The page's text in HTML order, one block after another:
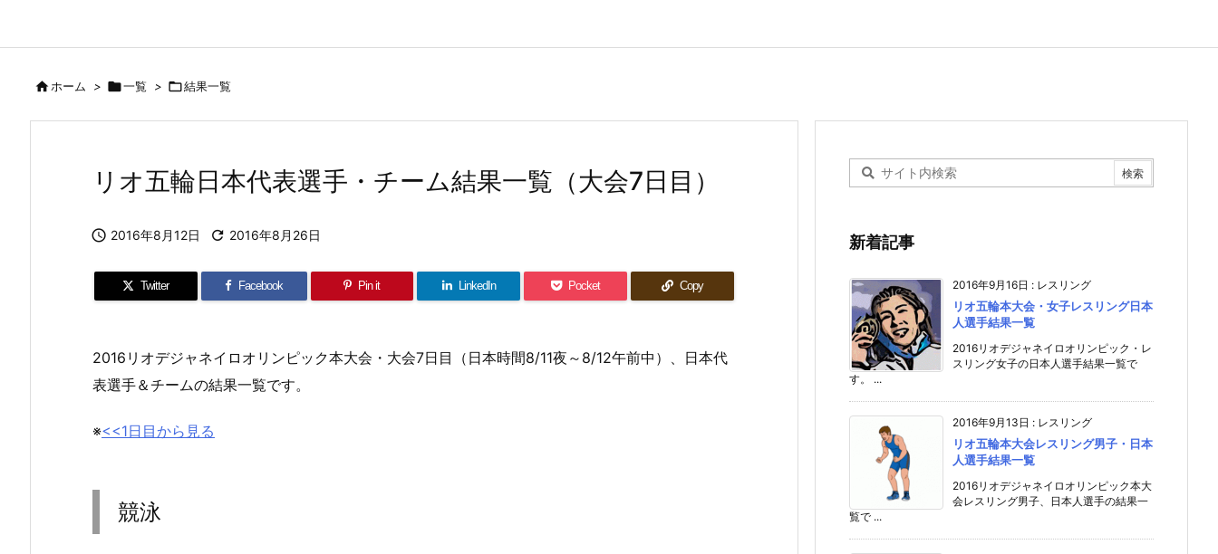
ホーム > 一覧 > 結果一覧
リオ五輪日本代表選手・チーム結果一覧（大会7日目）
 2016年8月12日  2016年8月26日
Twitter Facebook Pin it LinkedIn Pocket Copy
2016リオデジャネイロオリンピック本大会・大会7日目（日本時間8/11夜～8/12午前中）、日本代
表選手＆チームの結果一覧です。
※<<1日目から見る
競泳
新着記事
2016年9月16日 : レスリング
リオ五輪本大会・女子レスリング日本
人選手結果一覧
2016リオデジャネイロオリンピック・レ
スリング女子の日本人選手結果一覧で
す。 ...
2016年9月13日 : レスリング
リオ五輪本大会レスリング男子・日本
人選手結果一覧
2016リオデジャネイロオリンピック本大
会レスリング男子、日本人選手の結果一
覧で ...